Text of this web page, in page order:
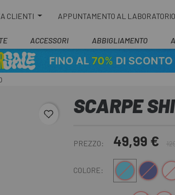
CLIENTI APPUNTAMENTO AL
ACCESSORI ABBIGLIAMENTO
favorite_border
SCARPE
PREZZO: 49,99 €
COLORE: Blu Blu scuro